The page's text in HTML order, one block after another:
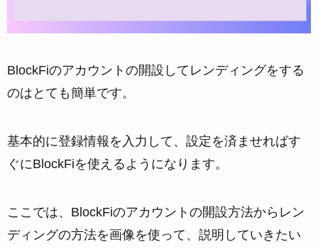
BlockFiのアカウントの開設してレンディングをする
のはとても簡単です。
基本的に登録情報を入力して、設定を済ませればす
ぐにBlockFiを使えるようになります。
ここでは、BlockFiのアカウントの開設方法からレン
ディングの方法を画像を使って、説明していきたい